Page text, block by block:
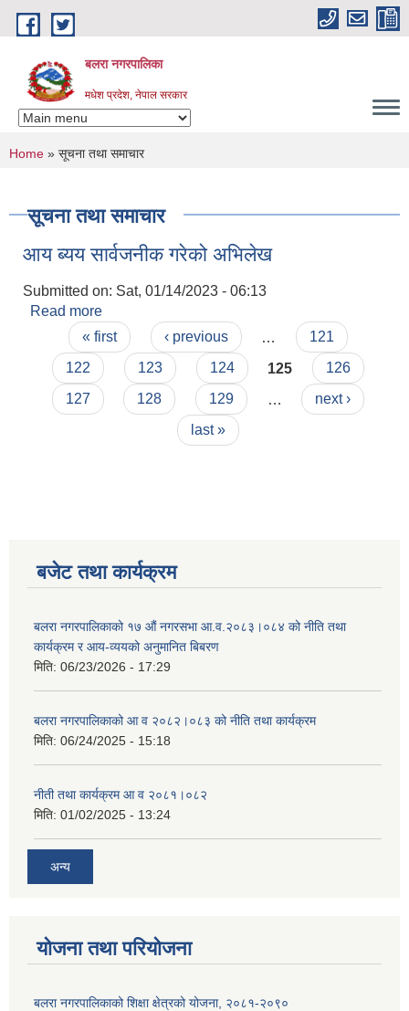
Skip to main content
बलरा नगरपालिका
मधेश प्रदेश, नेपाल सरकार
You are here
Home » सूचना तथा समाचार
सूचना तथा समाचार
आय ब्यय सार्वजनीक गरेको अभिलेख
Submitted on: Sat, 01/14/2023 - 06:13
Read more
Pages« first ‹ previous
121
122
123 124 125
126
127
128 129
next ›
last »
बजेट तथा कार्यक्रम
बलरा नगरपालिकाको १७ औं नगरसभा आ.व.२०८३।०८४ को नीति तथा
कार्यक्रम र आय-व्ययको अनुमानित बिबरण
मिति: 06/23/2026 - 17:29
बलरा नगरपालिकाको आ व २०८२।०८३ को नीति तथा कार्यक्रम
मिति: 06/24/2025 - 15:18
नीती तथा कार्यक्रम आ व २०८१।०८२
मिति: 01/02/2025 - 13:24
अन्य
योजना तथा परियोजना
बलरा नगरपालिकाको शिक्षा क्षेत्रको योजना, २०८१-२०९०